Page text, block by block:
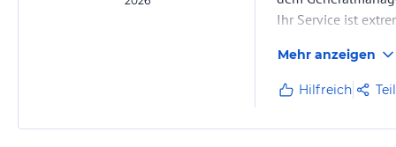
das Lindos Grand Resort & Spa zu einem einzigartigen, das alles
gastronomische Köstlichkeiten auf höchstem Niveau und
Ihr Service ist
hervorragende
Mehr anzeigen
Hilfreich